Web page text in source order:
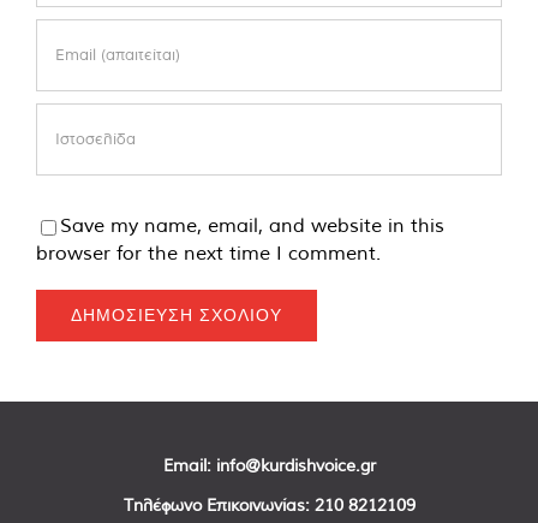
Save my name, email, and website in this
browser for the next time I comment.
Email: info@kurdishvoice.gr
Τηλέφωνο Επικοινωνίας: 210 8212109